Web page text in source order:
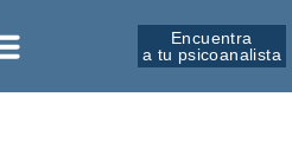
Encuentra
a tu psicoanalista